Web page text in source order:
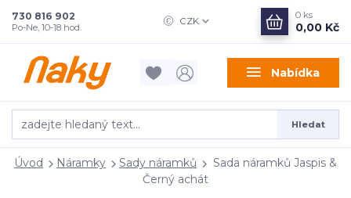
Nabídka
CZK
Hledat
730 816 902
Po-Ne, 10-18 hod.
0 ks
0,00 Kč
Úvod Náramky Sady náramků
Sada náramků Jaspis &
Černý achát